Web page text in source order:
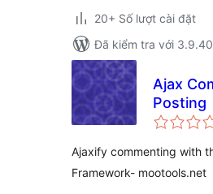
20+ Số lượt cài đặt
Đã kiểm tra với 3.9.40
Ajax
Posting
Ajaxify commenting with
Framework- mootools.net